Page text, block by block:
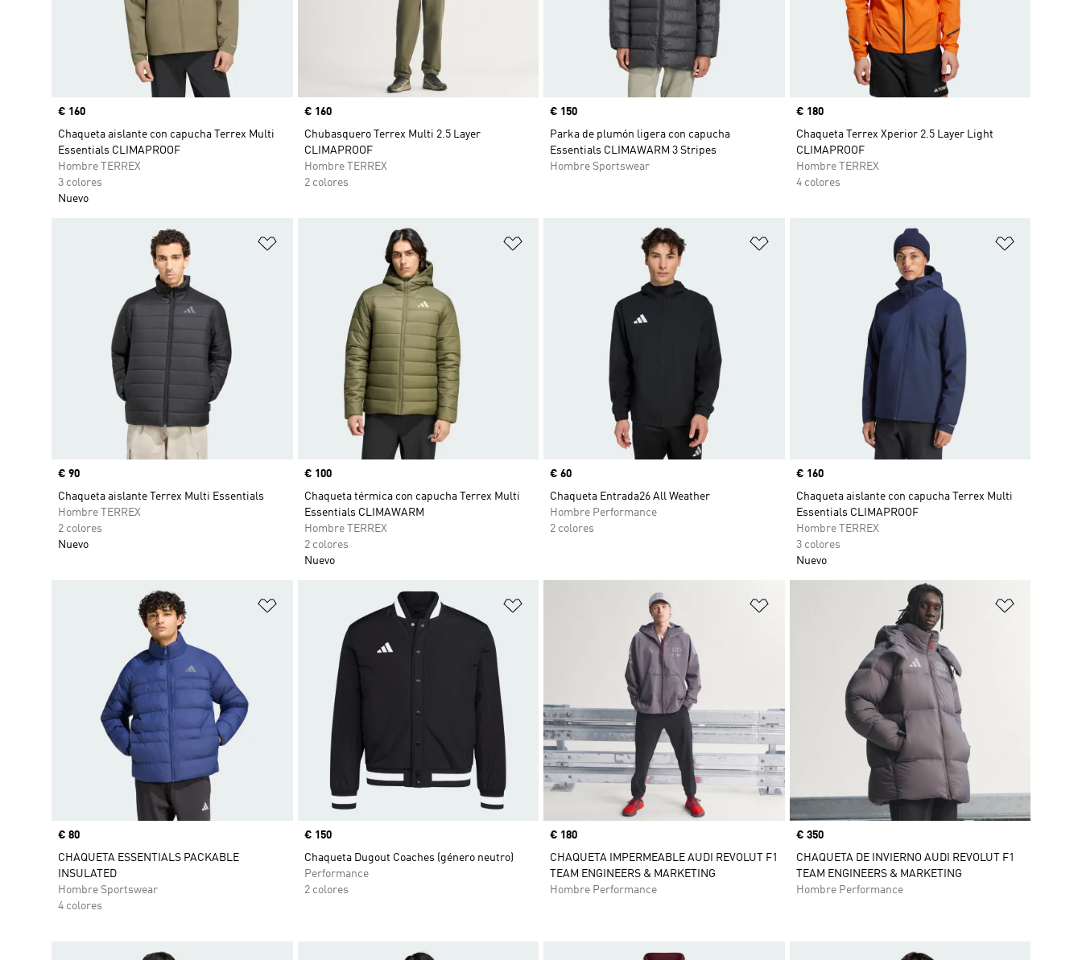
Precio
€ 160
Chaqueta aislante con capucha Terrex Multi
Essentials CLIMAPROOF
Hombre TERREX
3 colores
Nuevo
Precio
€ 160
Chubasquero Terrex Multi 2.5 Layer
CLIMAPROOF
Hombre TERREX
2 colores
Precio
€ 150
Parka de plumón ligera con capucha
Essentials CLIMAWARM 3 Stripes
Hombre Sportswear
Precio
€ 180
Chaqueta Terrex Xperior 2.5 Layer Light
CLIMAPROOF
Hombre TERREX
4 colores
Añadir a la lista de deseos
Precio
€ 90
Chaqueta aislante Terrex Multi Essentials
Hombre TERREX
2 colores
Nuevo
Añadir a la lista de deseos
Precio
€ 100
Chaqueta térmica con capucha Terrex Multi
Essentials CLIMAWARM
Hombre TERREX
2 colores
Nuevo
Añadir a la lista de deseos
Precio
€ 60
Chaqueta Entrada26 All Weather
Hombre Performance
2 colores
Precio
€ 160
Chaqueta aislante con capucha Terrex Multi
Essentials CLIMAPROOF
Hombre TERREX
3 colores
Nuevo
Añadir a la lista de deseos
Precio
€ 80
CHAQUETA ESSENTIALS PACKABLE
INSULATED
Hombre Sportswear
4 colores
Añadir a la lista de deseos
Precio
€ 150
Chaqueta Dugout Coaches (género neutro)
Performance
2 colores
Añadir a la lista de deseos
Precio
€ 180
CHAQUETA IMPERMEABLE AUDI REVOLUT F1
TEAM ENGINEERS & MARKETING
Hombre Performance
Precio
€ 350
CHAQUETA DE INVIERNO AUDI REVOLUT F1
TEAM ENGINEERS & MARKETING
Hombre Performance